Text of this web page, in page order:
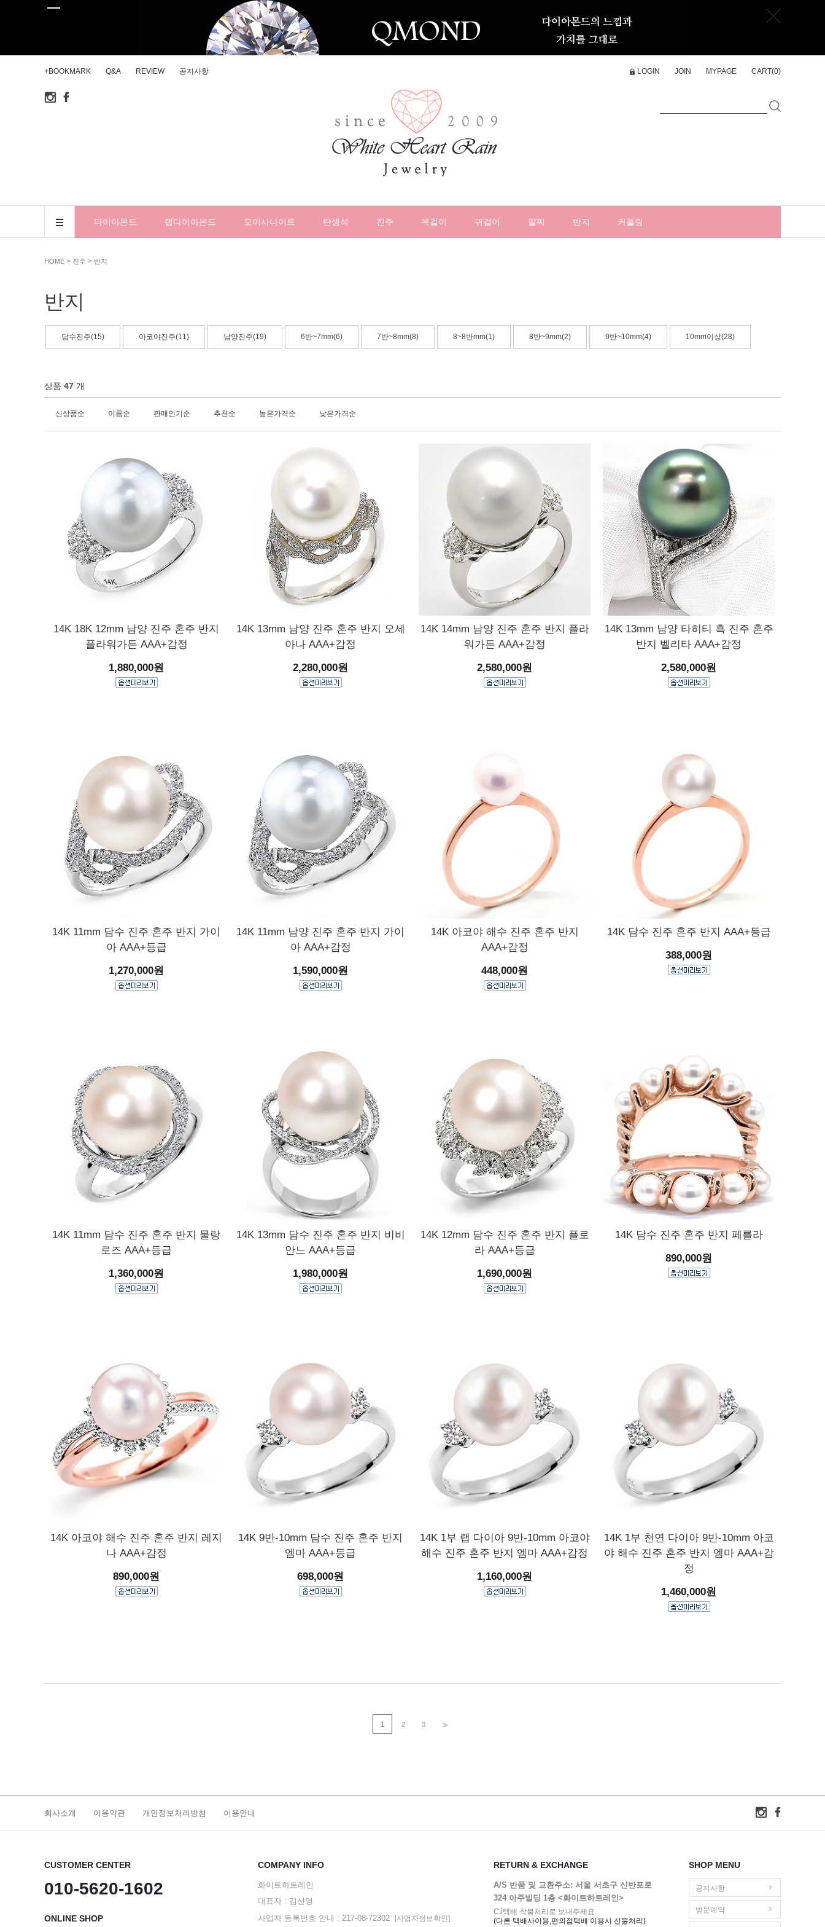
+BOOKMARK Q&A REVIEW 공지사항 LOGIN JOIN MYPAGE CART(0)
다이아몬드 랩다이아몬드 모이사나이트 탄생석 진주 목걸이 귀걸이 팔찌 반지 커플링
HOME > 진주 > 반지
반지
담수진주(15) 아코야진주(11) 남양진주(19) 6반~7mm(6) 7반~8mm(8) 8~8반mm(1) 8반~9mm(2) 9반~10mm(4) 10mm이상(28)
상품 47 개
신상품순 이름순 판매인기순 추천순 높은가격순 낮은가격순
14K 18K 12mm 남양 진주 혼주 반지
플라워가든 AAA+감정
1,880,000원
14K 13mm 남양 진주 혼주 반지 오세
아나 AAA+감정
2,280,000원
14K 14mm 남양 진주 혼주 반지 플라
워가든 AAA+감정
2,580,000원
14K 13mm 남양 타히티 흑 진주 혼주
반지 벨리타 AAA+감정
2,580,000원
14K 11mm 담수 진주 혼주 반지 가이
아 AAA+등급
1,270,000원
14K 11mm 남양 진주 혼주 반지 가이
아 AAA+감정
1,590,000원
14K 아코야 해수 진주 혼주 반지
AAA+감정
448,000원
14K 담수 진주 혼주 반지 AAA+등급
388,000원
14K 11mm 담수 진주 혼주 반지 물랑
로즈 AAA+등급
1,360,000원
14K 13mm 담수 진주 혼주 반지 비비
안느 AAA+등급
1,980,000원
14K 12mm 담수 진주 혼주 반지 플로
라 AAA+등급
1,690,000원
14K 담수 진주 혼주 반지 페를라
890,000원
14K 아코야 해수 진주 혼주 반지 레지
나 AAA+감정
890,000원
14K 9반-10mm 담수 진주 혼주 반지
엠마 AAA+등급
698,000원
14K 1부 랩 다이아 9반-10mm 아코야
해수 진주 혼주 반지 엠마 AAA+감정
1,160,000원
14K 1부 천연 다이아 9반-10mm 아코
야 해수 진주 혼주 반지 엠마 AAA+감
정
1,460,000원
1 2 3 >>
회사소개 이용약관 개인정보처리방침 이용안내
CUSTOMER CENTER
010-5620-1602
ONLINE SHOP
COMPANY INFO
화이트하트레인
대표자 : 김선영
사업자 등록번호 안내 : 217-08-72302
[사업자정보확인]
RETURN & EXCHANGE
A/S 반품 및 교환주소: 서울 서초구 신반포로
324 아주빌딩 1층 <화이트하트레인>
CJ택배 착불처리로 보내주세요.
(다른 택배사이용,편의점택배 이용시 선불처리)
SHOP MENU
공지사항
방문예약